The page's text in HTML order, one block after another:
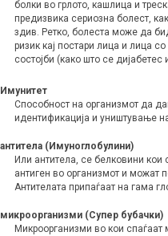
болки во грлото, кашлица и
предизвика сериозна болест,
здив. Ретко, болеста може да
ризик кај постари лица и лица
состојби (како што се
Имунитет
Способност на организмот да
идентификација и уништување
антитела (Имуноглобулини)
Или антитела, се белковини кои
антиген во организмот и можат
Антителата припаѓаат на гама
микроорганизми (Супер бубачки)
Микроорганизми во кои спаѓаат